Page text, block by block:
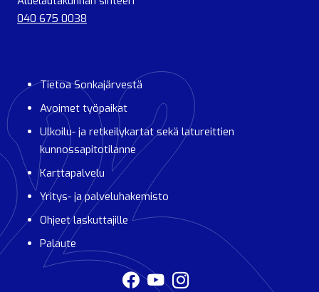
040 675 0038
Tietoa Sonkajärvestä
Avoimet työpaikat
Ulkoilu- ja retkeilykartat sekä latureittien
kunnossapitotilanne
Karttapalvelu
Yritys- ja palveluhakemisto
Ohjeet laskuttajille
Palaute